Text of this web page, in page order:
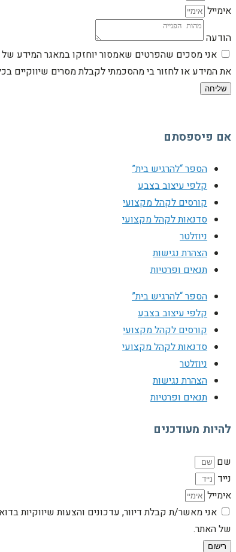
אימייל
הודעה
אני מסכים שהפרטים שאמסור יוחזקו במאגר המידע של
את המידע או לחזור בי מהסכמתי לקבלת מסרים שיווקיים
שליחה
אם פיספסתם
הספר “להרגיש בית”
קלפי עיצוב בצבע
קורסים לקהל מקצועי
סדנאות לקהל מקצועי
ניוזלטר
הצהרת נגישות
תנאים ופרטיות
הספר “להרגיש בית”
קלפי עיצוב בצבע
קורסים לקהל מקצועי
סדנאות לקהל מקצועי
ניוזלטר
הצהרת נגישות
תנאים ופרטיות
להיות מעודכנים
שם
נייד
אימייל
אני מאשר/ת קבלת דיוור, עדכונים והצעות שיווקיות
של האתר.
רישום